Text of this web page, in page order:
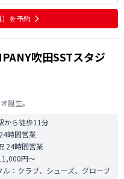
りやすく丁寧に教えていただきま
りました 入会した際の特典や系列店
を予約
吹田SSTスタジ
誕生。
から徒歩11分
時間営業
24時間営業
円〜
ル： クラブ、シューズ、グローブ